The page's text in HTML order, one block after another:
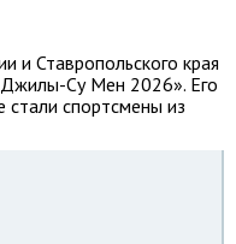
и Ставропольского края
Су Мен 2026». Его
спортсмены из